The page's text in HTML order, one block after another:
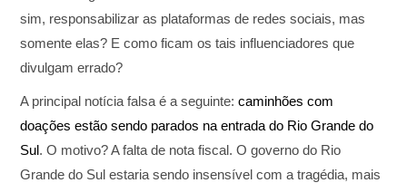
sim, responsabilizar as plataformas de redes sociais, mas
somente elas? E como ficam os tais influenciadores que
divulgam errado?
A principal notícia falsa é a seguinte:caminhões com
doações estão sendo parados na entrada do Rio Grande do
Sul. O motivo? A falta de nota fiscal. O governo do Rio
Grande do Sul estaria sendo insensível com a tragédia, mais